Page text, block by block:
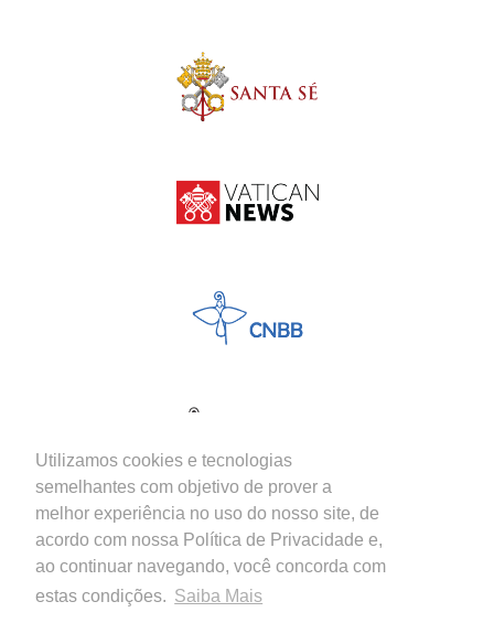
Utilizamos cookies e tecnologias
semelhantes com objetivo de prover a
melhor experiência no uso do nosso site, de
acordo com nossa Política de Privacidade e,
ao continuar navegando, você concorda com
estas condições. Saiba Mais